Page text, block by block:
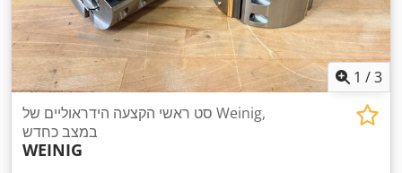
1 /3
סט ראשי הקצעה הידראוליים של Weinig,
במצב כחדש
WEINIG